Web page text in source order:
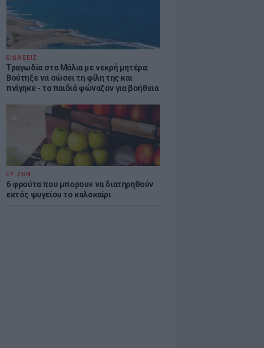
ΕΙΔΗΣΕΙΣ
Τραγωδία στα Μάλια με νεκρή μητέρα:
Βούτηξε να σώσει τη φίλη της και
πνίγηκε - τα παιδιά φώναζαν για βοήθεια
ΕΥ ΖΗΝ
6 φρούτα που μπορουν να διατηρηθούν
εκτός ψυγείου το καλοκαίρι